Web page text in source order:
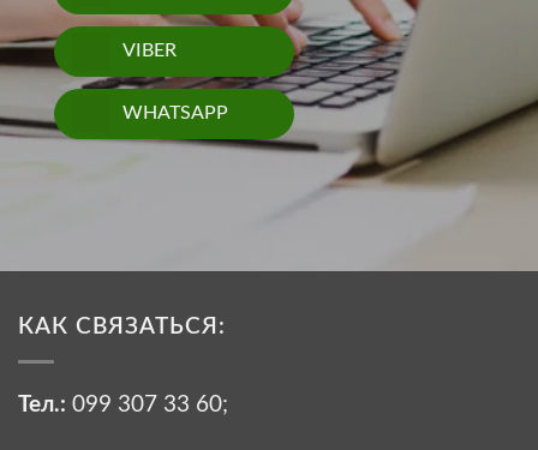
VIBER
WHATSAPP
КАК СВЯЗАТЬСЯ:
Тел.: 099 307 33 60;